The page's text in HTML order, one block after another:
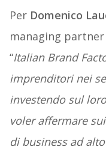
Per Domenico
managing
“Italian Brand
imprenditori nei
investendo sul
voler affermare
di business ad